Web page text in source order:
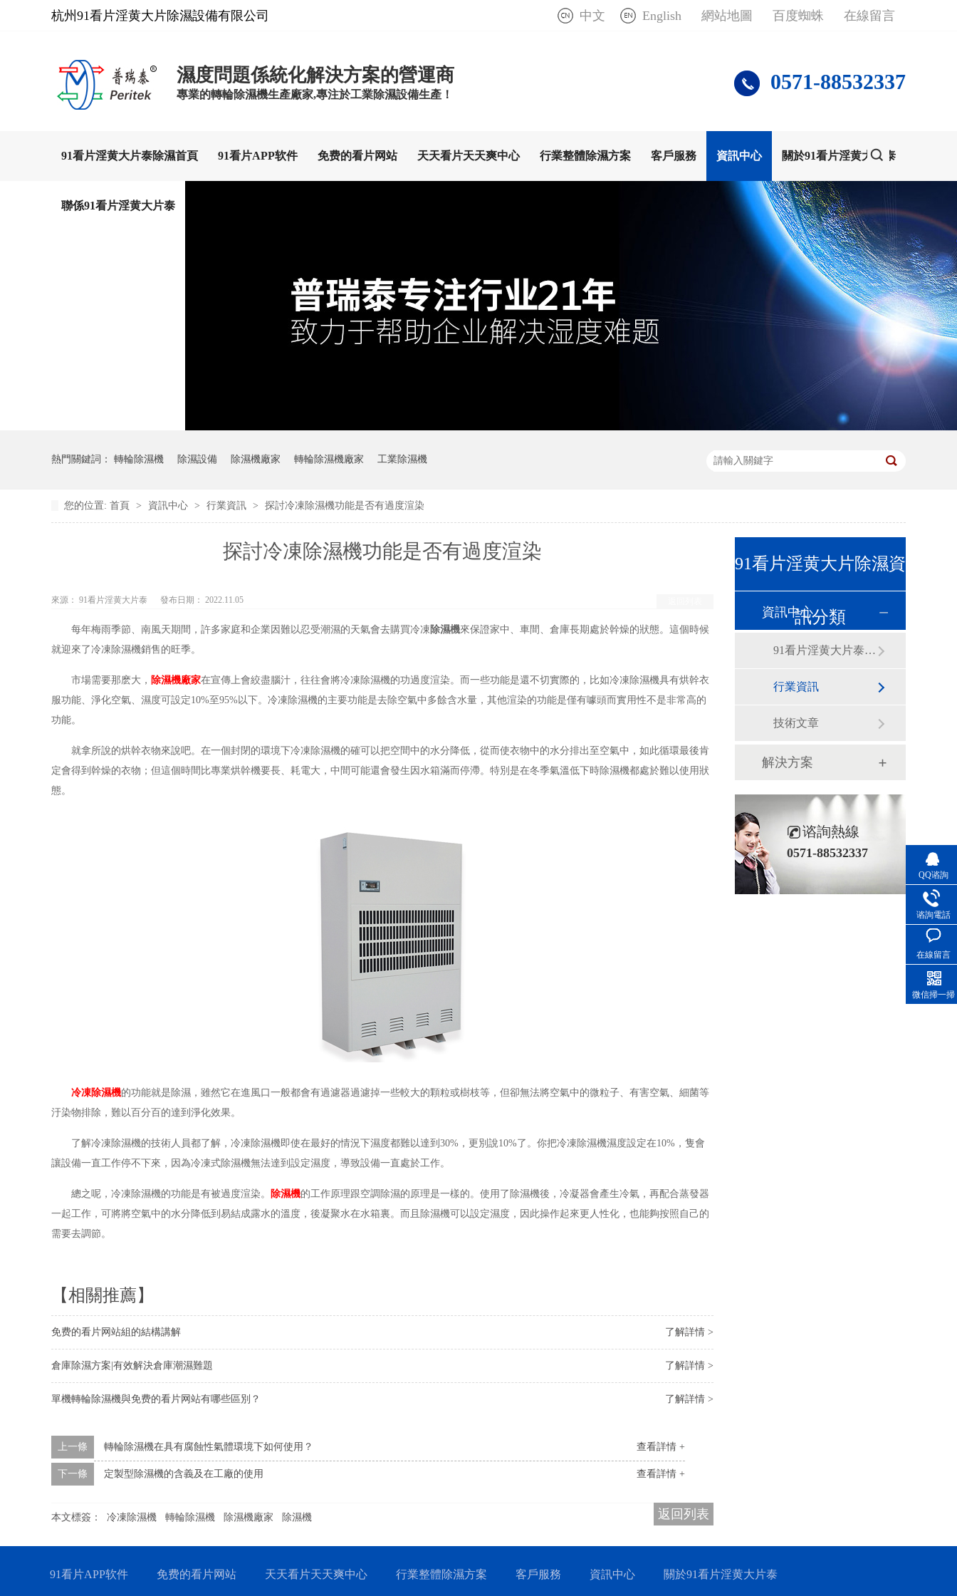
中文 English 網站地圖 百度蜘蛛 在線留言
杭州91看片淫黄大片除濕設備有限公司
濕度問題係統化解決方案的營運商
專業的轉輪除濕機生產廠家,專注於工業除濕設備生產！
0571-88532337
91看片淫黄大片泰除濕首頁 91看片APP软件 免费的看片网站 天天看片天天爽中心 行業整體除濕方案 客戶服務 資訊中心 關於91看片淫黄大片泰
聯係91看片淫黄大片泰
熱門關鍵詞： 轉輪除濕機 除濕設備 除濕機廠家 轉輪除濕機廠家 工業除濕機
您的位置: 首頁 > 資訊中心 > 行業資訊 > 探討冷凍除濕機功能是否有過度渲染
探討冷凍除濕機功能是否有過度渲染
來源： 91看片淫黄大片泰 發布日期： 2022.11.05
每年梅雨季節、南風天期間，許多家庭和企業因難以忍受潮濕的天氣會去購買冷凍 除濕機來保證家中、車間、倉庫長期處於幹燥的狀態。這個時候
就迎來了冷凍除濕機銷售的旺季。
市場需要那麽大， 除濕機廠家在宣傳上會絞盡腦汁，往往會將冷凍除濕機的功過度渲染。而一些功能是還不切實際的，比如冷凍除濕機具有烘幹衣
服功能、淨化空氣、濕度可設定10%至95%以下。冷凍除濕機的主要功能是去除空氣中多餘含水量，其他渲染的功能是僅有噱頭而實用性不是非常高的
功能。
就拿所說的烘幹衣物來說吧。在一個封閉的環境下冷凍除濕機的確可以把空間中的水分降低，從而使衣物中的水分排出至空氣中，如此循環最後肯
定會得到幹燥的衣物；但這個時間比專業烘幹機要長、耗電大，中間可能還會發生因水箱滿而停滯。特別是在冬季氣溫低下時除濕機都處於難以使用狀
態。
冷凍除濕機的功能就是除濕，雖然它在進風口一般都會有過濾器過濾掉一些較大的顆粒或樹枝等，但卻無法將空氣中的微粒子、有害空氣、細菌等
汙染物排除，難以百分百的達到淨化效果。
了解冷凍除濕機的技術人員都了解，冷凍除濕機即使在最好的情況下濕度都難以達到30%，更別說10%了。你把冷凍除濕機濕度設定在10%，隻會
讓設備一直工作停不下來，因為冷凍式除濕機無法達到設定濕度，導致設備一直處於工作。
總之呢，冷凍除濕機的功能是有被過度渲染。 除濕機的工作原理跟空調除濕的原理是一樣的。使用了除濕機後，冷凝器會產生冷氣，再配合蒸發器
一起工作，可將將空氣中的水分降低到易結成露水的溫度，後凝聚水在水箱裏。而且除濕機可以設定濕度，因此操作起來更人性化，也能夠按照自己的
需要去調節。
【相關推薦】
了解詳情 >
免费的看片网站組的結構講解
了解詳情 >
倉庫除濕方案|有效解決倉庫潮濕難題
了解詳情 >
單機轉輪除濕機與免费的看片网站有哪些區別？
查看詳情 +
上一條 轉輪除濕機在具有腐蝕性氣體環境下如何使用？
查看詳情 +
下一條 定製型除濕機的含義及在工廠的使用
返回列表
本文標簽： 冷凍除濕機 轉輪除濕機 除濕機廠家 除濕機
91看片淫黄大片除濕資
訊分類
資訊中心
91看片淫黄大片泰動態
行業資訊
技術文章
解決方案
谘詢熱線
0571-88532337
91看片APP软件 免费的看片网站 天天看片天天爽中心 行業整體除濕方案 客戶服務 資訊中心 關於91看片淫黄大片泰
QQ谘詢
谘詢電話
在線留言
微信掃一掃